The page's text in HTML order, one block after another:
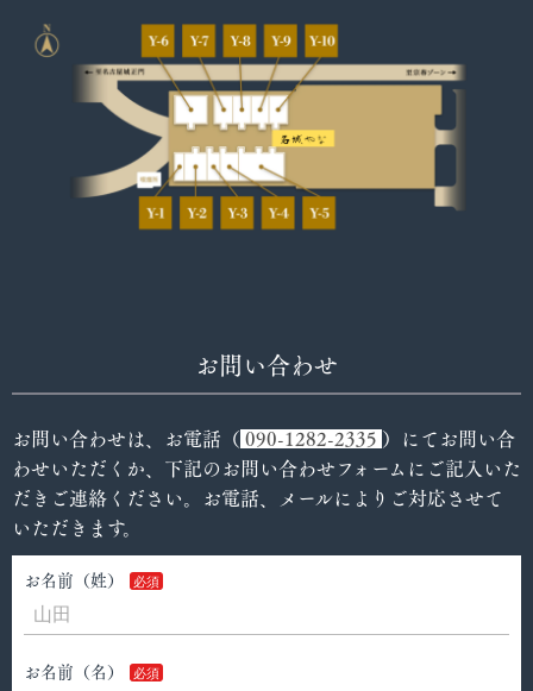
お問い合わせ
お問い合わせは、お電話 （ 090-1282-2335 ）
にてお問い合
わせいただくか、下記のお問い合わせフォームにご記入いた
だきご連絡ください。お電話、メールによりご対応させて
いただきます。
お名前（姓）
お名前（名）